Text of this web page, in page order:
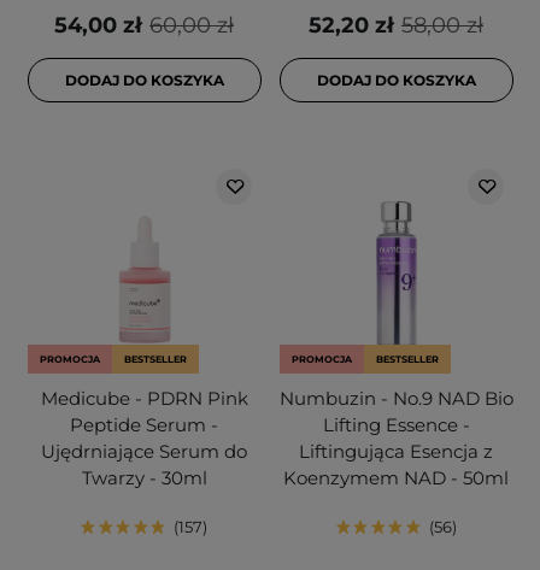
60,00 zł
54,00 zł
DODAJ DO KOSZYKA
58,00 zł
52,20 zł
DODAJ DO KOSZYKA
PROMOCJA BESTSELLER
Medicube - PDRN Pink
Peptide Serum -
Ujędrniające Serum do
Twarzy - 30ml
157
PROMOCJA BESTSELLER
Numbuzin - No.9 NAD Bio
Lifting Essence -
Liftingująca Esencja z
Koenzymem NAD - 50ml
56